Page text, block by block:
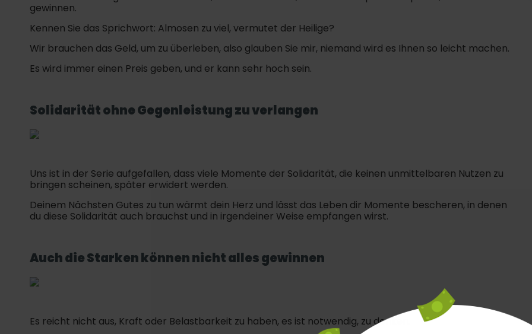
gewinnen.
Kennen Sie das Sprichwort: Almosen zu viel, vermutet der Heilige?
Wir brauchen das Geld, um zu überleben, also glauben Sie mir, niemand wird es Ihnen so leicht machen.
Es wird immer einen Preis geben, und er kann sehr hoch sein.
Solidarität ohne Gegenleistung zu verlangen
Uns ist in der Serie aufgefallen, dass viele Momente der Solidarität, die keinen unmittelbaren Nutzen zu
bringen scheinen, später erwidert werden.
Deinem Nächsten Gutes zu tun wärmt dein Herz und lässt das Leben dir Momente bescheren, in denen
du diese Solidarität auch brauchst und in irgendeiner Weise empfangen wirst.
Auch die Starken können nicht alles gewinnen
Es reicht nicht aus, Kraft oder Belastbarkeit zu haben, es ist notwendig, zu denken.